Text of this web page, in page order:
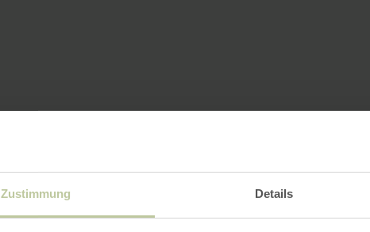
Zustimmung Details